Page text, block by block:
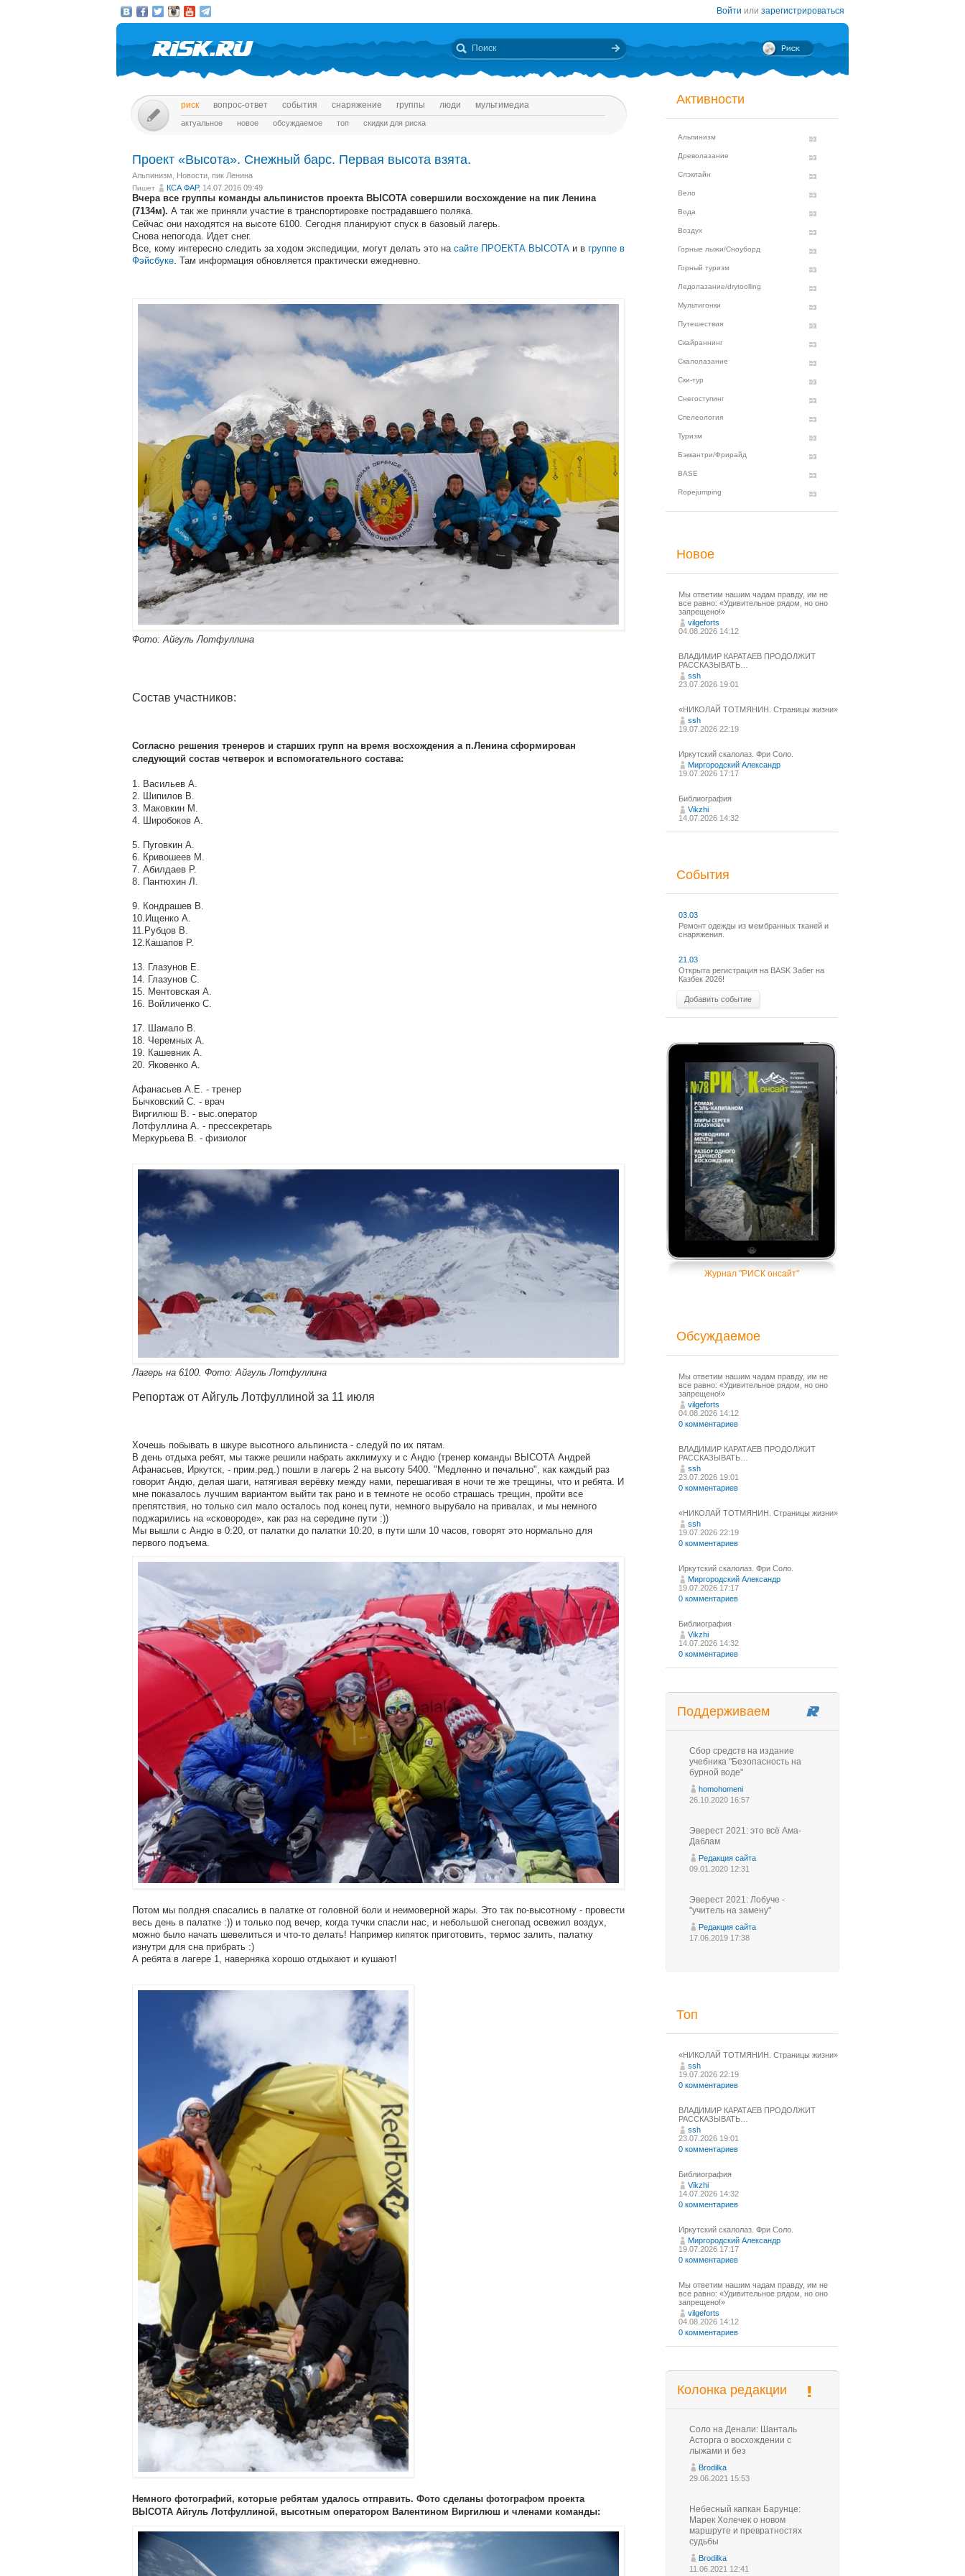
Войти или зарегистрироваться
риск вопрос-ответ события снаряжение группы люди мультимедиа
актуальное новое обсуждаемое топ скидки для риска
Проект «Высота». Снежный барс. Первая высота взята.
Альпинизм Новости пик Ленина
Пишет КСА ФАР, 14.07.2016 09:49
Вчера все группы команды альпинистов проекта ВЫСОТА совершили восхождение на пик Ленина
(7134м). А так же приняли участие в транспортировке пострадавшего поляка.
Сейчас они находятся на высоте 6100. Сегодня планируют спуск в базовый лагерь.
Снова непогода. Идет снег.
Все, кому интересно следить за ходом экспедиции, могут делать это на сайте ПРОЕКТА ВЫСОТА и в группе в
Фэйсбуке. Там информация обновляется практически ежедневно.
Фото: Айгуль Лотфуллина
Состав участников:
Согласно решения тренеров и старших групп на время восхождения а п.Ленина сформирован
следующий состав четверок и вспомогательного состава:
1. Васильев А.
2. Шипилов В.
3. Маковкин М.
4. Широбоков А.
5. Пуговкин А.
6. Кривошеев М.
7. Абилдаев Р.
8. Пантюхин Л.
9. Кондрашев В.
10.Ищенко А.
11.Рубцов В.
12.Кашапов Р.
13. Глазунов Е.
14. Глазунов С.
15. Ментовская А.
16. Войличенко С.
17. Шамало В.
18. Черемных А.
19. Кашевник А.
20. Яковенко А.
Афанасьев А.Е. - тренер
Бычковский С. - врач
Виргилюш В. - выс.оператор
Лотфуллина А. - прессекретарь
Меркурьева В. - физиолог
Лагерь на 6100. Фото: Айгуль Лотфуллина
Репортаж от Айгуль Лотфуллиной за 11 июля
Хочешь побывать в шкуре высотного альпиниста - следуй по их пятам.
В день отдыха ребят, мы также решили набрать акклимуху и с Андю (тренер команды ВЫСОТА Андрей
Афанасьев, Иркутск, - прим.ред.) пошли в лагерь 2 на высоту 5400. "Медленно и печально", как каждый раз
говорит Андю, делая шаги, натягивая верёвку между нами, перешагивая в ночи те же трещины, что и ребята. И
мне показалось лучшим вариантом выйти так рано и в темноте не особо страшась трещин, пройти все
препятствия, но только сил мало осталось под конец пути, немного вырубало на привалах, и мы немного
поджарились на «сковороде», как раз на середине пути :))
Мы вышли с Андю в 0:20, от палатки до палатки 10:20, в пути шли 10 часов, говорят это нормально для
первого подъема.
Потом мы полдня спасались в палатке от головной боли и неимоверной жары. Это так по-высотному - провести
весь день в палатке :)) и только под вечер, когда тучки спасли нас, и небольшой снегопад освежил воздух,
можно было начать шевелиться и что-то делать! Например кипяток приготовить, термос залить, палатку
изнутри для сна прибрать :)
А ребята в лагере 1, наверняка хорошо отдыхают и кушают!
Немного фотографий, которые ребятам удалось отправить. Фото сделаны фотографом проекта
ВЫСОТА Айгуль Лотфуллиной, высотным оператором Валентином Виргилюш и членами команды:
Активности
Альпинизм
Древолазание
Слэклайн
Вело
Вода
Воздух
Горные лыжи/Сноуборд
Горный туризм
Ледолазание/drytoolling
Мультигонки
Путешествия
Скайраннинг
Скалолазание
Ски-тур
Снегоступинг
Спелеология
Туризм
Бэккантри/Фрирайд
BASE
Ropejumping
Новое
Мы ответим нашим чадам правду, им не
все равно: «Удивительное рядом, но оно
запрещено!»
vilgeforts
04.08.2026 14:12
ВЛАДИМИР КАРАТАЕВ ПРОДОЛЖИТ
РАССКАЗЫВАТЬ…
ssh
23.07.2026 19:01
«НИКОЛАЙ ТОТМЯНИН. Страницы жизни»
ssh
19.07.2026 22:19
Иркутский скалолаз. Фри Соло.
Миргородский Александр
19.07.2026 17:17
Библиография
Vikzhi
14.07.2026 14:32
События
03.03
Ремонт одежды из мембранных тканей и
снаряжения.
21.03
Открыта регистрация на BASK Забег на
Казбек 2026!
Добавить событие
Журнал "РИСК онсайт"
Обсуждаемое
Мы ответим нашим чадам правду, им не
все равно: «Удивительное рядом, но оно
запрещено!»
vilgeforts
04.08.2026 14:12
0 комментариев
ВЛАДИМИР КАРАТАЕВ ПРОДОЛЖИТ
РАССКАЗЫВАТЬ…
ssh
23.07.2026 19:01
0 комментариев
«НИКОЛАЙ ТОТМЯНИН. Страницы жизни»
ssh
19.07.2026 22:19
0 комментариев
Иркутский скалолаз. Фри Соло.
Миргородский Александр
19.07.2026 17:17
0 комментариев
Библиография
Vikzhi
14.07.2026 14:32
0 комментариев
Поддерживаем
Сбор средств на издание
учебника "Безопасность на
бурной воде"
homohomeni
26.10.2020 16:57
Эверест 2021: это всё Ама-
Даблам
Редакция сайта
09.01.2020 12:31
Эверест 2021: Лобуче -
"учитель на замену"
Редакция сайта
17.06.2019 17:38
Топ
«НИКОЛАЙ ТОТМЯНИН. Страницы жизни»
ssh
19.07.2026 22:19
0 комментариев
ВЛАДИМИР КАРАТАЕВ ПРОДОЛЖИТ
РАССКАЗЫВАТЬ…
ssh
23.07.2026 19:01
0 комментариев
Библиография
Vikzhi
14.07.2026 14:32
0 комментариев
Иркутский скалолаз. Фри Соло.
Миргородский Александр
19.07.2026 17:17
0 комментариев
Мы ответим нашим чадам правду, им не
все равно: «Удивительное рядом, но оно
запрещено!»
vilgeforts
04.08.2026 14:12
0 комментариев
Колонка редакции
Соло на Денали: Шанталь
Асторга о восхождении с
лыжами и без
Brodilka
29.06.2021 15:53
Небесный капкан Барунце:
Марек Холечек о новом
маршруте и превратностях
судьбы
Brodilka
11.06.2021 12:41